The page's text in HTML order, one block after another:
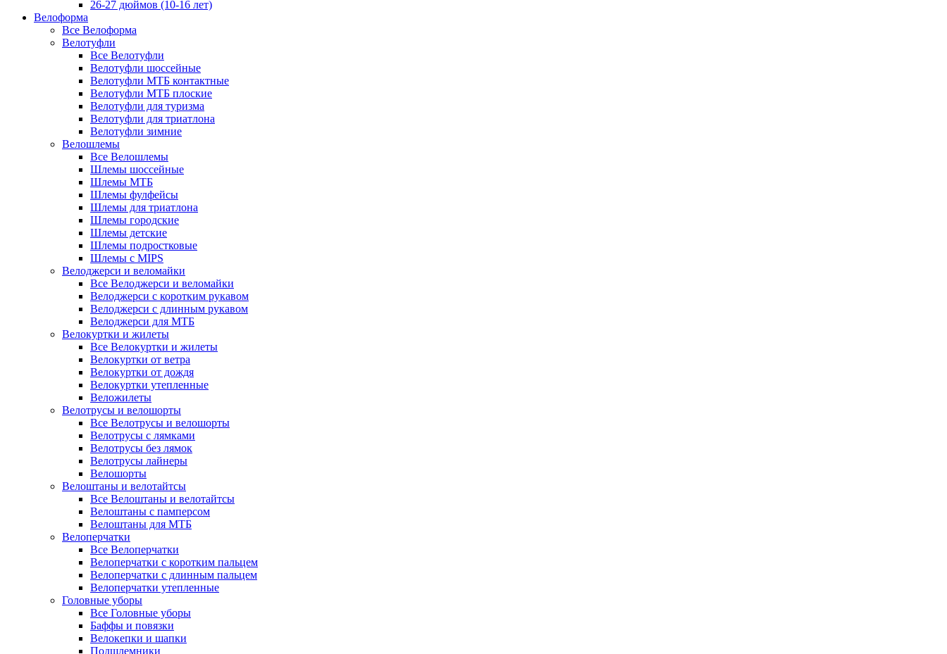
26-27 дюймов (10-16 лет)
Велоформа
Все Велоформа
Велотуфли
Все Велотуфли
Велотуфли шоссейные
Велотуфли МТБ контактные
Велотуфли МТБ плоские
Велотуфли для туризма
Велотуфли для триатлона
Велотуфли зимние
Велошлемы
Все Велошлемы
Шлемы шоссейные
Шлемы МТБ
Шлемы фулфейсы
Шлемы для триатлона
Шлемы городские
Шлемы детские
Шлемы подростковые
Шлемы с MIPS
Велоджерси и веломайки
Все Велоджерси и веломайки
Велоджерси с коротким рукавом
Велоджерси с длинным рукавом
Велоджерси для МТБ
Велокуртки и жилеты
Все Велокуртки и жилеты
Велокуртки от ветра
Велокуртки от дождя
Велокуртки утепленные
Веложилеты
Велотрусы и велошорты
Все Велотрусы и велошорты
Велотрусы с лямками
Велотрусы без лямок
Велотрусы лайнеры
Велошорты
Велоштаны и велотайтсы
Все Велоштаны и велотайтсы
Велоштаны с памперсом
Велоштаны для МТБ
Велоперчатки
Все Велоперчатки
Велоперчатки с коротким пальцем
Велоперчатки с длинным пальцем
Велоперчатки утепленные
Головные уборы
Все Головные уборы
Баффы и повязки
Велокепки и шапки
Подшлемники